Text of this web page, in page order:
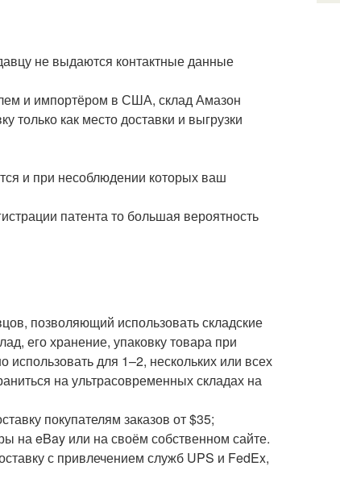
не выдаются контактные данные
и импортёром в США, склад Амазон
только как место доставки и выгрузки
и при несоблюдении которых ваш
патента то большая вероятность
позволяющий использовать складские
его хранение, упаковку товара при
для 1–2, нескольких или всех
на ультрасовременных складах на
покупателям заказов от $35;
на eBay или на своём собственном сайте.
с привлечением служб UPS и FedEx,